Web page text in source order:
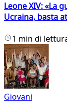
Leone XIV: «La
Ucraina, basta
1 min di
Giovani